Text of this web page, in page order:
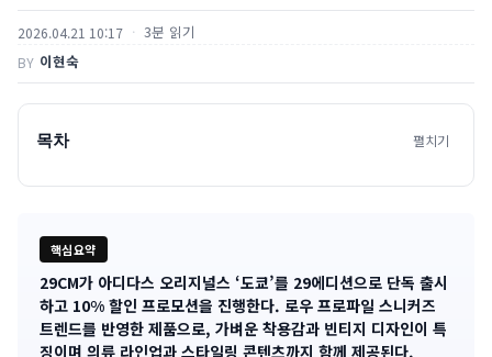
2026.04.21 10:17 3분 읽기
BY 이현숙
목차 펼치기
핵심요약
기
사
29CM가 아디다스 오리지널스 ‘도쿄’를 29에디션으로 단독 출시
하고 10% 할인 프로모션을 진행한다. 로우 프로파일 스니커즈
트렌드를 반영한 제품으로, 가벼운 착용감과 빈티지 디자인이 특
징이며 의류 라인업과 스타일링 콘텐츠까지 함께 제공된다.